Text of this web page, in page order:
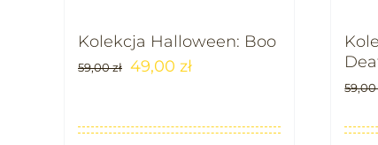
Kolekcja Halloween: Boo
59,00zł 49,00 zł